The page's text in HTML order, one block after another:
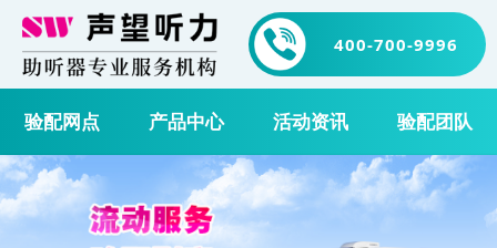
400-700-9996
验配网点 产品中心 活动资讯 验配团队